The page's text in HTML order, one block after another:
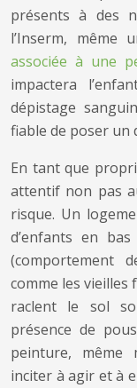
présents à des
l’Inserm, même
associée à une
impactera
dépistage
fiable de poser un
En tant que
attentif non pas
risque. Un
d’enfants en
(comportement
comme les
raclent le sol
présence de
peinture, même
inciter à agir et à